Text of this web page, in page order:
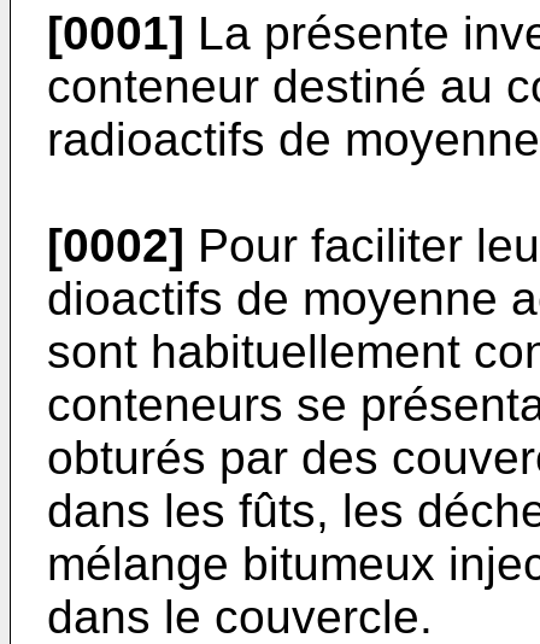
[0001] La présente
conteneur destiné au
radioactifs de
[0002] Pour faciliter
dioactifs de moyenne
sont habituellement
conteneurs se
obturés par des
dans les fûts, les
mélange bitumeux
dans le couvercle.